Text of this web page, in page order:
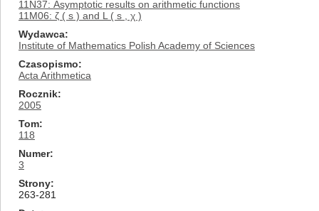
11N37: Asymptotic results on arithmetic functions
11M06: ζ ( s ) and L ( s , χ )
Wydawca
Institute of Mathematics Polish Academy of Sciences
Czasopismo
Acta Arithmetica
Rocznik
2005
Tom
118
Numer
3
Strony
263-281